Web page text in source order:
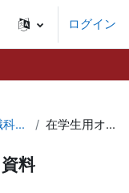
ログイン
共通教育・教職科目・その他学修に関する事項 在学生用オリエンテーション資料
料